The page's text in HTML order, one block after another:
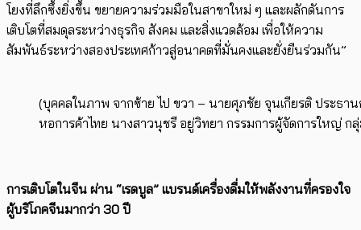
โยงที่ลึกซึ้งยิ่งขึ้น ขยายความร่วมมือในสาขาใหม่ ๆ และผลักดันการ
เติบโตที่สมดุลระหว่างธุรกิจ สังคม และสิ่งแวดล้อม เพื่อให้ความ
สัมพันธ์ระหว่างสองประเทศก้าวสู่อนาคตที่มั่นคงและยั่งยืนร่วมกัน”
(บุคคลในภาพ จากซ้าย ไป ขวา – นายศุภชัย จุนเกียรติ ประธา
หอการค้าไทย นางสาวนุชรี อยู่วิทยา กรรมการผู้จัดการใหญ่
การเติบโตในจีน ผ่าน “เรดบูล” แบรนด์เครื่องดื่มให้พลังงานที่ครองใจ
ผู้บริโภคจีนมากว่า 30 ปี